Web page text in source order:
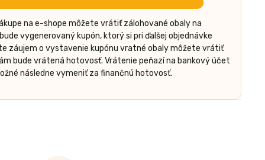
na e-shope môžete vrátiť zálohované obaly na
vygenerovaný kupón, ktorý si pri ďalšej objednávke
záujem o vystavenie kupónu vratné obaly môžete vrátiť
bude vrátená hotovosť. Vrátenie peňazí na bankový účet
následne vymeniť za finančnú hotovosť.